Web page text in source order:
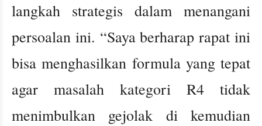
langkah strategis dalam menangani
persoalan ini. “Saya berharap rapat ini
bisa menghasilkan formula yang tepat
agar masalah kategori R4 tidak
menimbulkan gejolak di kemudian